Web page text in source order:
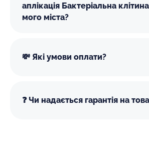
аплікація Бактеріальна
мого міста?
💸 Які умови оплати?
❓ Чи надається гарантія на